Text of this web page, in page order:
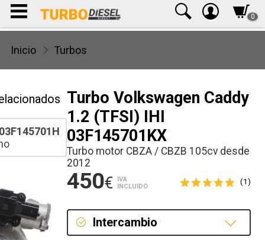
0
Inicio Turbos
Turbo Volkswagen Caddy
1.2 (TFSI) IHI
03F145701KX
Turbo motor CBZA / CBZB 105cv desde
2012
450€
IVA
INCLUIDO
(1)
Intercambio